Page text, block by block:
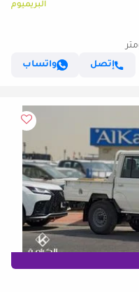
البريميوم
إتصل
واتساب